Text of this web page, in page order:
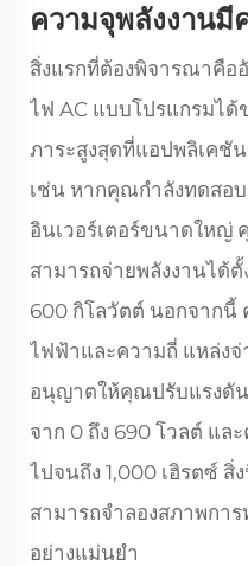
ความจุพลังงาน
สิ่งแรกที่ต้องพิจารณาคือ
ไฟ AC แบบโปรแกรมได้
ภาระสูงสุดที่แอปพลิเคชั
เช่น หากคุณกำลังทดสอ
อินเวอร์เตอร์ขนาดใหญ่
สามารถจ่ายพลังงานได้
600 กิโลวัตต์ นอกจากนี้
ไฟฟ้าและความถี่ แหล่ง
อนุญาตให้คุณปรับแรงดัน
จาก 0 ถึง 690 โวลต์ แล
ไปจนถึง 1,000 เฮิรตซ์
สามารถจำลองสภาพกา
อย่างแม่นยำ